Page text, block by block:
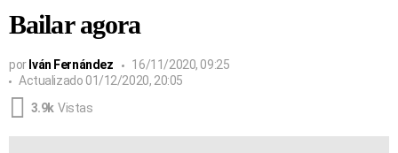
Bailar agora
por Iván Fernández
16/11/2020, 09:25
Actualizado 01/12/2020, 20:05
3.9k Vistas